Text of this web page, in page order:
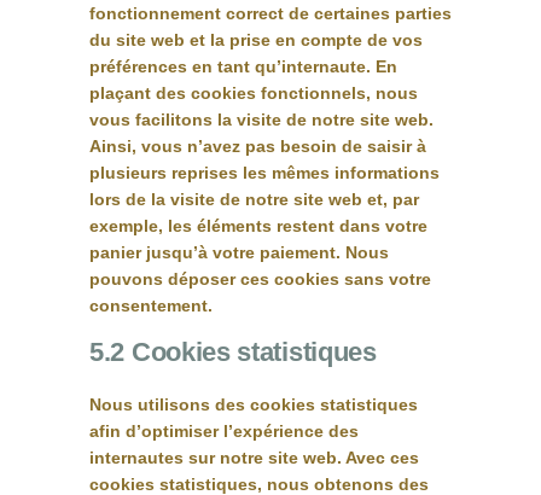
fonctionnement correct de certaines parties
du site web et la prise en compte de vos
préférences en tant qu’internaute. En
plaçant des cookies fonctionnels, nous
vous facilitons la visite de notre site web.
Ainsi, vous n’avez pas besoin de saisir à
plusieurs reprises les mêmes informations
lors de la visite de notre site web et, par
exemple, les éléments restent dans votre
panier jusqu’à votre paiement. Nous
pouvons déposer ces cookies sans votre
consentement.
5.2 Cookies statistiques
Nous utilisons des cookies statistiques
afin d’optimiser l’expérience des
internautes sur notre site web. Avec ces
cookies statistiques, nous obtenons des